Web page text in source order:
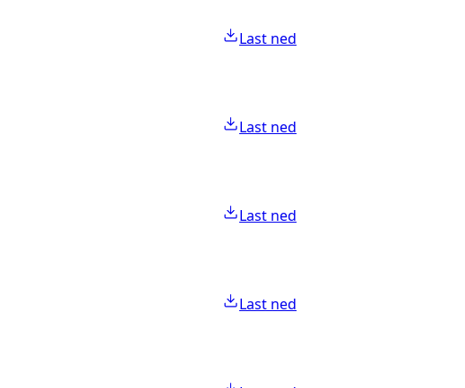
Last ned
Last ned
Last ned
Last ned